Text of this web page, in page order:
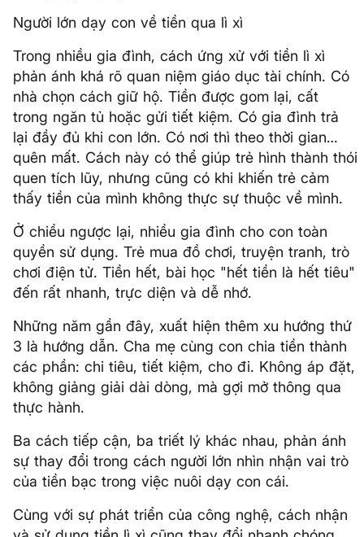
Người lớn dạy con về tiền qua lì xì
Trong nhiều gia đình, cách ứng xử với tiền lì xì
phản ánh khá rõ quan niệm giáo dục tài chính. Có
nhà chọn cách giữ hộ. Tiền được gom lại, cất
trong ngăn tủ hoặc gửi tiết kiệm. Có gia đình trả
lại đầy đủ khi con lớn. Có nơi thì theo thời gian…
quên mất. Cách này có thể giúp trẻ hình thành thói
quen tích lũy, nhưng cũng có khi khiến trẻ cảm
thấy tiền của mình không thực sự thuộc về mình.
Ở chiều ngược lại, nhiều gia đình cho con toàn
quyền sử dụng. Trẻ mua đồ chơi, truyện tranh, trò
chơi điện tử. Tiền hết, bài học "hết tiền là hết tiêu"
đến rất nhanh, trực diện và dễ nhớ.
Những năm gần đây, xuất hiện thêm xu hướng thứ
3 là hướng dẫn. Cha mẹ cùng con chia tiền thành
các phần: chi tiêu, tiết kiệm, cho đi. Không áp đặt,
không giảng giải dài dòng, mà gợi mở thông qua
thực hành.
Ba cách tiếp cận, ba triết lý khác nhau, phản ánh
sự thay đổi trong cách người lớn nhìn nhận vai trò
của tiền bạc trong việc nuôi dạy con cái.
Cùng với sự phát triển của công nghệ, cách nhận